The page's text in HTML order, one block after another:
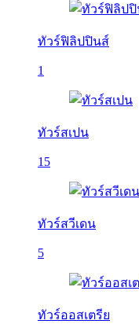
ทัวร์ฟิลิปปินส์
1
ทัวร์สเปน
15
ทัวร์สวีเดน
5
ทัวร์ออสเตรีย